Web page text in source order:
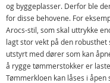
og byggeplasser. Derfor ble
for disse behovene. For
Arocs-stil, som skal uttrykke
lagt stor vekt på den robusthet
utstyrt med dører som kan
å rygge tømmerstokker er
Tømmerkloen kan låses i